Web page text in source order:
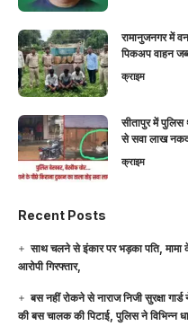
रामानुजनगर में
पिकअप वाहन
क्राइम
सीतापुर में पुलिस
से सवा लाख नकद
क्राइम
Recent Posts
साथ चलने से इंकार पर भड़का पति, मामा
आरोपी गिरफ्तार,
बस नहीं रोकने से नाराज निजी सुरक्षा
की बस चालक की पिटाई, पुलिस ने विभिन्न